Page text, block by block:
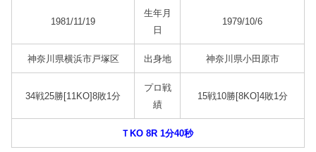
1981/11/19
生年月
日
1979/10/6
神奈川県横浜市戸塚区 出身地 神奈川県小田原市
34戦25勝[11KO]8敗1分
プロ戦
績
15戦10勝[8KO]4敗1分
ＴKO 8R 1分40秒